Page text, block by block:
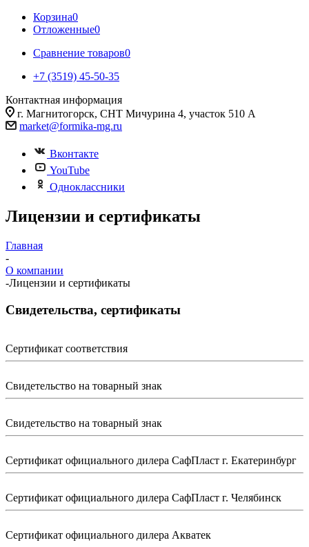
Корзина0
Отложенные0
Сравнение товаров0
+7 (3519) 45-50-35
Контактная информация
г. Магнитогорск, СНТ Мичурина 4, участок 510 А
market@formika-mg.ru
Вконтакте
YouTube
Одноклассники
Лицензии и сертификаты
Главная
-
О компании
-Лицензии и сертификаты
Свидетельства, сертификаты
Сертификат соответствия
Свидетельство на товарный знак
Свидетельство на товарный знак
Сертификат официального дилера СафПласт г. Екатеринбург
Сертификат официального дилера СафПласт г. Челябинск
Сертификат официального дилера Акватек